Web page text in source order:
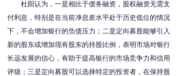
杜阳认为，一是相比于债务融资，股权融资无需支
付利息，特别是在当前净息差水平处于历史低位的情况
下，不会增加银行的负债压力；二是定向募股能够引入
新的股东或增加现有股东的持股比例，表明市场对银行
长远发展的信心，有助于提高银行的市场竞争力和信用
评级；三是定向募股可以选择特定的投资者，在保持股